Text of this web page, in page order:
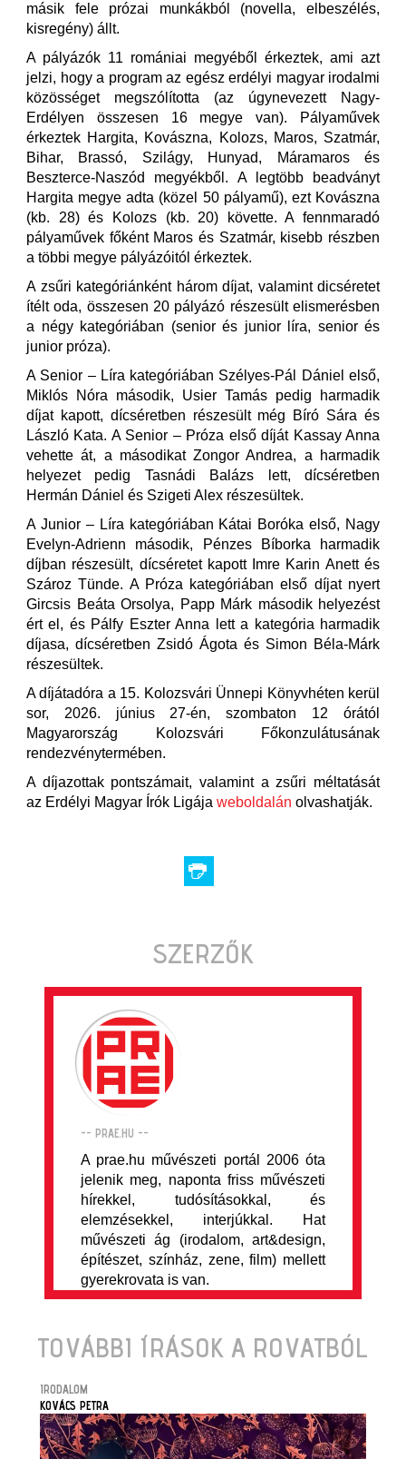
másik fele prózai munkákból (novella, elbeszélés,
kisregény) állt.
A pályázók 11 romániai megyéből érkeztek, ami azt
jelzi, hogy a program az egész erdélyi magyar irodalmi
közösséget megszólította (az úgynevezett Nagy-
Erdélyen összesen 16 megye van). Pályaművek
érkeztek Hargita, Kovászna, Kolozs, Maros, Szatmár,
Bihar, Brassó, Szilágy, Hunyad, Máramaros és
Beszterce-Naszód megyékből. A legtöbb beadványt
Hargita megye adta (közel 50 pályamű), ezt Kovászna
(kb. 28) és Kolozs (kb. 20) követte. A fennmaradó
pályaművek főként Maros és Szatmár, kisebb részben
a többi megye pályázóitól érkeztek.
A zsűri kategóriánként három díjat, valamint dicséretet
ítélt oda, összesen 20 pályázó részesült elismerésben
a négy kategóriában (senior és junior líra, senior és
junior próza).
A Senior – Líra kategóriában Szélyes-Pál Dániel első,
Miklós Nóra második, Usier Tamás pedig harmadik
díjat kapott, dícséretben részesült még Bíró Sára és
László Kata. A Senior – Próza első díját Kassay Anna
vehette át, a másodikat Zongor Andrea, a harmadik
helyezet pedig Tasnádi Balázs lett, dícséretben
Hermán Dániel és Szigeti Alex részesültek.
A Junior – Líra kategóriában Kátai Boróka első, Nagy
Evelyn-Adrienn második, Pénzes Bíborka harmadik
díjban részesült, dícséretet kapott Imre Karin Anett és
Szároz Tünde. A Próza kategóriában első díjat nyert
Gircsis Beáta Orsolya, Papp Márk második helyezést
ért el, és Pálfy Eszter Anna lett a kategória harmadik
díjasa, dícséretben Zsidó Ágota és Simon Béla-Márk
részesültek.
A díjátadóra a 15. Kolozsvári Ünnepi Könyvhéten kerül
sor, 2026. június 27-én, szombaton 12 órától
Magyarország Kolozsvári Főkonzulátusának
rendezvénytermében.
A díjazottak pontszámait, valamint a zsűri méltatását
az Erdélyi Magyar Írók Ligája weboldalán olvashatják.
SZERZŐK
-- PRAE.HU --
A prae.hu művészeti portál 2006 óta
jelenik meg, naponta friss művészeti
hírekkel, tudósításokkal, és
elemzésekkel, interjúkkal. Hat
művészeti ág (irodalom, art&design,
építészet, színház, zene, film) mellett
gyerekrovata is van.
TOVÁBBI ÍRÁSOK A ROVATBÓL
IRODALOM
KOVÁCS PETRA